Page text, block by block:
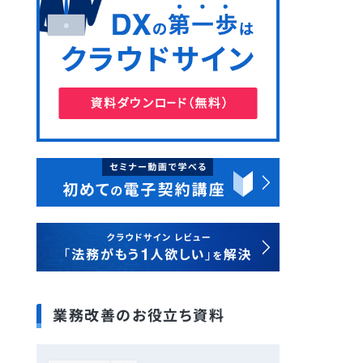
業務改善のお役立ち資料